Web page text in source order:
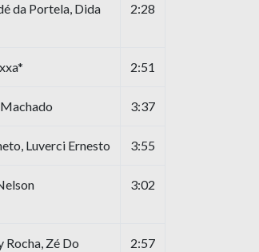
da Portela, Dida
2:28
2:51
3:37
Luverci Ernesto 3:55
3:02
Zé Do
2:57